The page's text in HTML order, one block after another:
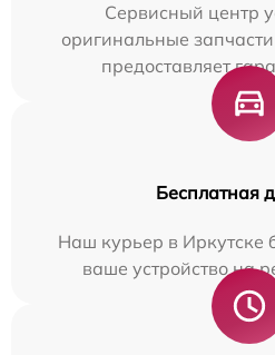
Сервисный центр
оригинальные
предоставляет
Бесплатная
Наш курьер в Иркутске
ваше устройство на